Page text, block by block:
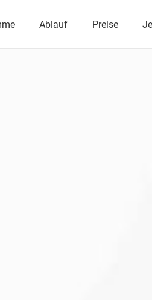
Ablauf Preise